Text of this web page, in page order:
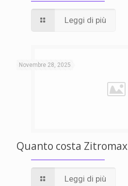
Leggi di più
Novembre 28, 2025
Quanto costa Zitromax
Leggi di più